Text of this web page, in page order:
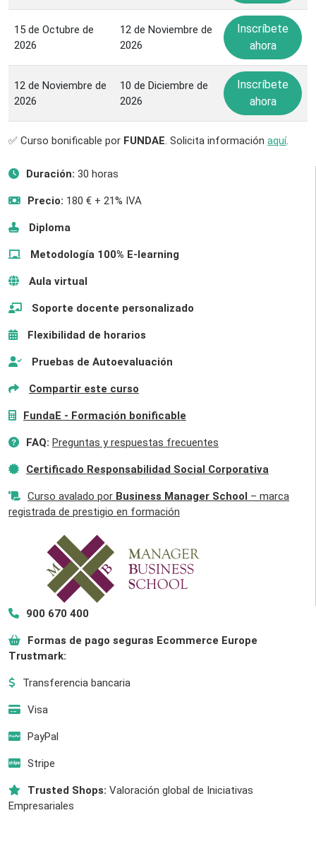
15 de Octubre de
2026
12 de Noviembre de
2026
Inscríbete
ahora
12 de Noviembre de
2026
10 de Diciembre de
2026
Inscríbete
ahora
✅ Curso bonificable por FUNDAE. Solicita información aquí.
Duración: 30 horas
Precio: 180 € + 21% IVA
Diploma
Metodología 100% E-learning
Aula virtual
Soporte docente personalizado
Flexibilidad de horarios
Pruebas de Autoevaluación
Compartir este curso
FundaE - Formación bonificable
FAQ: Preguntas y respuestas frecuentes
Certificado Responsabilidad Social Corporativa
Curso avalado por Business Manager School – marca
registrada de prestigio en formación
900 670 400
Formas de pago seguras Ecommerce Europe
Trustmark:
Transferencia bancaria
Visa
PayPal
Stripe
Trusted Shops: Valoración global de Iniciativas
Empresariales